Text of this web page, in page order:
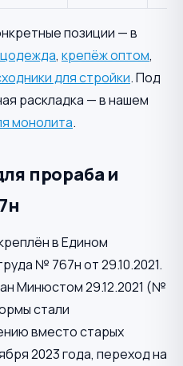
позиции — в
, крепёж оптом,
для стройки. Под
раскладка — в нашем
монолита.
прораба и
в Едином
№ 767н от 29.10.2021.
Минюстом 29.12.2021 (№
стали
вместо старых
2023 года, переход на